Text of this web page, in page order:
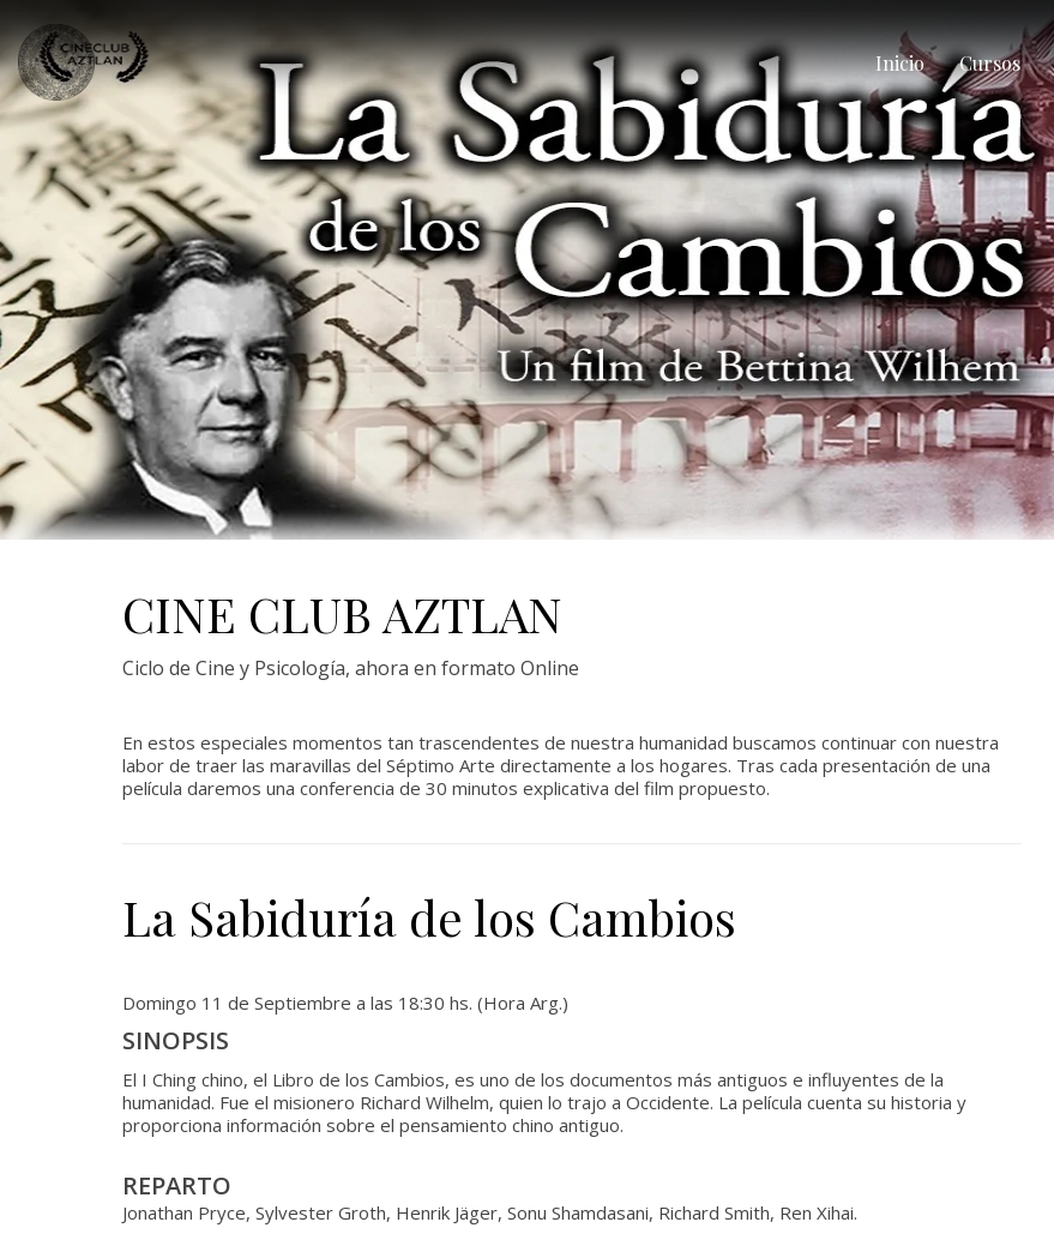
Inicio Cursos
CINE CLUB AZTLAN
Ciclo de Cine y Psicología, ahora en formato Online
En estos especiales momentos tan trascendentes de nuestra humanidad buscamos continuar con nuestra
labor de traer las maravillas del Séptimo Arte directamente a los hogares. Tras cada presentación de una
película daremos una conferencia de 30 minutos explicativa del film propuesto.
La Sabiduría de los Cambios
Domingo 11 de Septiembre a las 18:30 hs. (Hora Arg.)
SINOPSIS
El I Ching chino, el Libro de los Cambios, es uno de los documentos más antiguos e influyentes de la
humanidad. Fue el misionero Richard Wilhelm, quien lo trajo a Occidente. La película cuenta su historia y
proporciona información sobre el pensamiento chino antiguo.
REPARTO
Jonathan Pryce, Sylvester Groth, Henrik Jäger, Sonu Shamdasani, Richard Smith, Ren Xihai.